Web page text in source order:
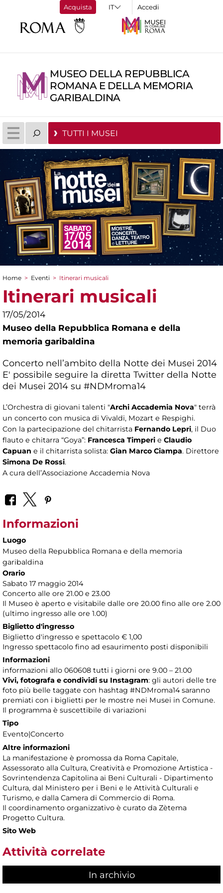
Acquista Accedi
MUSEO DELLA REPUBBLICA
ROMANA E DELLA MEMORIA
GARIBALDINA
TUTTI I MUSEI
Tu sei qui
Home > Eventi > Itinerari musicali
Itinerari musicali
17/05/2014
Museo della Repubblica Romana e della
memoria garibaldina
Concerto nell’ambito della Notte dei Musei 2014
E' possibile seguire la diretta Twitter della Notte
dei Musei 2014 su #NDMroma14
L’Orchestra di giovani talenti "Archi Accademia Nova" terrà
un concerto con musica di Vivaldi, Mozart e Respighi.
Con la partecipazione del chitarrista Fernando Lepri, il Duo
flauto e chitarra “Goya”: Francesca Timperi e Claudio
Capuan e il chitarrista solista: Gian Marco Ciampa. Direttore
Simona De Rossi.
A cura dell’Associazione Accademia Nova
Informazioni
Luogo
Museo della Repubblica Romana e della memoria
garibaldina
Orario
Sabato 17 maggio 2014
Concerto alle ore 21.00 e 23.00
Il Museo è aperto e visitabile dalle ore 20.00 fino alle ore 2.00
(ultimo ingresso alle ore 1.00)
Biglietto d'ingresso
Biglietto d'ingresso e spettacolo € 1,00
Ingresso spettacolo fino ad esaurimento posti disponibili
Informazioni
informazioni allo 060608 tutti i giorni ore 9.00 – 21.00
Vivi, fotografa e condividi su Instagram: gli autori delle tre
foto più belle taggate con hashtag #NDMroma14 saranno
premiati con i biglietti per le mostre nei Musei in Comune.
Il programma è suscettibile di variazioni
Tipo
Evento|Concerto
Altre informazioni
La manifestazione è promossa da Roma Capitale,
Assessorato alla Cultura, Creatività e Promozione Artistica -
Sovrintendenza Capitolina ai Beni Culturali - Dipartimento
Cultura, dal Ministero per i Beni e le Attività Culturali e
Turismo, e dalla Camera di Commercio di Roma.
Il coordinamento organizzativo è curato da Zètema
Progetto Cultura.
Sito Web
Attività correlate
In archivio